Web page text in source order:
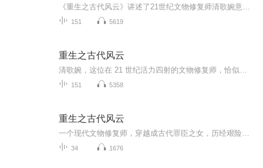
151 5619
重生之古代风云
151 5358
重生之古代风云
34 1676